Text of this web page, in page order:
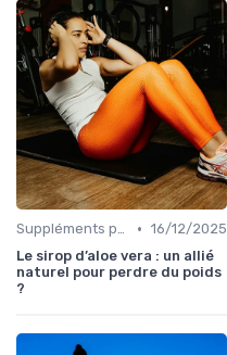
Suppléments pour la perte de poids • 16/12/2025
Le sirop d’aloe vera : un allié
naturel pour perdre du poids
?